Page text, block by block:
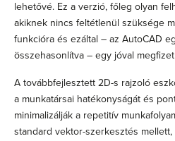
lehetővé. Ez a verzió, főleg olyan
akiknek nincs feltétlenül szüksége
funkcióra és ezáltal – az AutoCAD
összehasonlítva – egy jóval
A továbbfejlesztett 2D-s rajzoló
a munkatársai hatékonyságát és
minimalizálják a repetitív
standard vektor-szerkesztés